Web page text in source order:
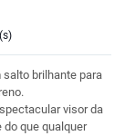
salto brilhante para
visor da
do que qualquer